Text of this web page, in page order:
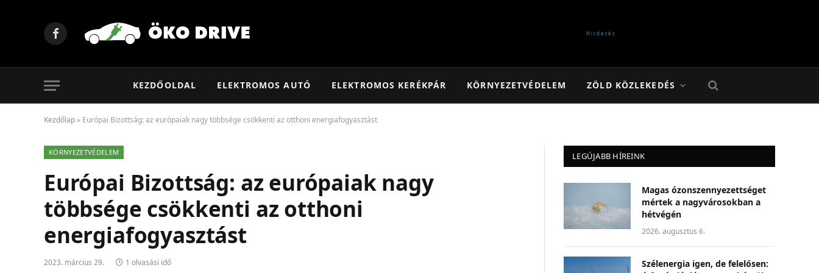
Facebook
KEZDŐOLDAL ELEKTROMOS AUTÓ ELEKTROMOS KERÉKPÁR KÖRNYEZETVÉDELEM ZÖLD KÖZLEKEDÉS
Kezdőlap » Európai Bizottság: az európaiak nagy többsége csökkenti az otthoni energiafogyasztást
KÖRNYEZETVÉDELEM
Európai Bizottság: az európaiak nagy
többsége csökkenti az otthoni
energiafogyasztást
2023. március 29. 1 olvasási idő
LEGÚJABB HÍREINK
Magas ózonszennyezettséget
mértek a nagyvárosokban a
hétvégén
2026. augusztus 6.
Szélenergia igen, de felelősen: